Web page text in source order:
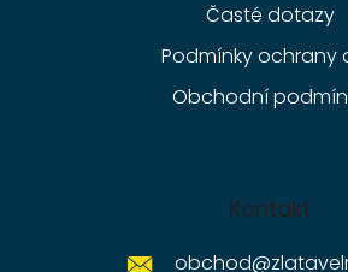
Časté dotazy
Podmínky ochrany
Obchodní
Kontakt
obchod@